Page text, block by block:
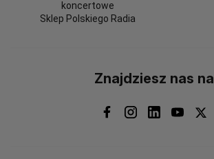
koncertowe
Sklep Polskiego Radia
Znajdziesz nas na